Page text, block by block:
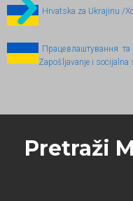
Hrvatska za Ukrajinu /
Працевлаштування та
Zapošljavanje i socijalna
Pretraži